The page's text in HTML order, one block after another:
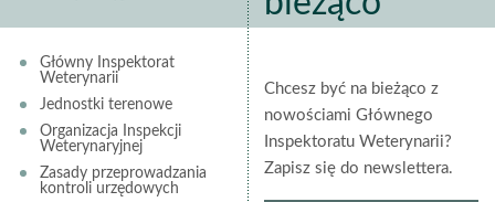
Główny Inspektorat
Weterynarii
Jednostki terenowe
Organizacja Inspekcji
Weterynaryjnej
Zasady przeprowadzania
kontroli urzędowych
Chcesz być na bieżąco z
nowościami Głównego
Inspektoratu Weterynarii?
Zapisz się do newslettera.